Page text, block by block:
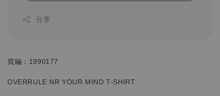
分享
貨編：1990177
OVERRULE NR YOUR MIND T-SHIRT